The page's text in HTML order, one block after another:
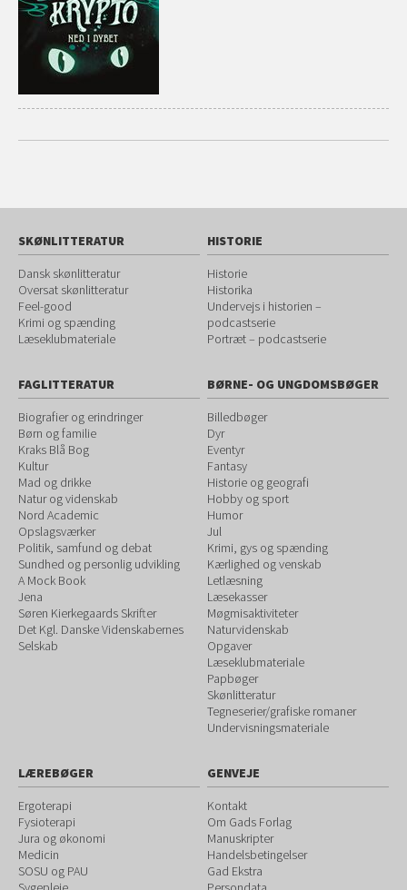
SKØNLITTERATUR
Dansk skønlitteratur
Oversat skønlitteratur
Feel-good
Krimi og spænding
Læseklubmateriale
HISTORIE
Historie
Historika
Undervejs i historien –
podcastserie
Portræt – podcastserie
FAGLITTERATUR
Biografier og erindringer
Børn og familie
Kraks Blå Bog
Kultur
Mad og drikke
Natur og videnskab
Nord Academic
Opslagsværker
Politik, samfund og debat
Sundhed og personlig udvikling
A Mock Book
Jena
Søren Kierkegaards Skrifter
Det Kgl. Danske Videnskabernes
Selskab
BØRNE- OG UNGDOMSBØGER
Billedbøger
Dyr
Eventyr
Fantasy
Historie og geografi
Hobby og sport
Humor
Jul
Krimi, gys og spænding
Kærlighed og venskab
Letlæsning
Læsekasser
Møgmisaktiviteter
Naturvidenskab
Opgaver
Læseklubmateriale
Papbøger
Skønlitteratur
Tegneserier/grafiske romaner
Undervisningsmateriale
LÆREBØGER
Ergoterapi
Fysioterapi
Jura og økonomi
Medicin
SOSU og PAU
GENVEJE
Kontakt
Om Gads Forlag
Manuskripter
Handelsbetingelser
Gad Ekstra